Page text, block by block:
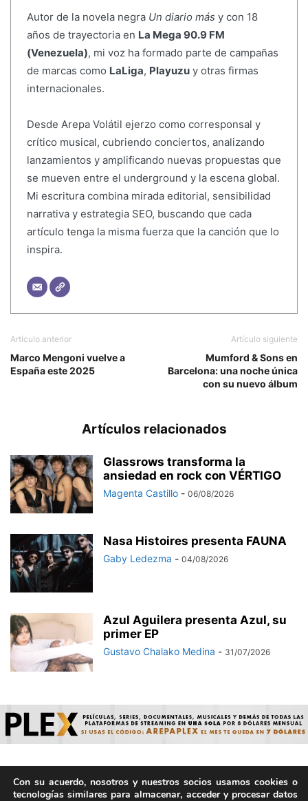
Autor de la novela negra Un diario más y con 18
años de trayectoria en La Mega 90.9 FM
(Venezuela), mi voz ha formado parte de campañas
de marcas como LaLiga, Playuzuy otras firmas
internacionales.
Desde Arepa Volátil ejerzo como corresponsal y
crítico musical, cubriendo conciertos, analizando
lanzamientos y amplificando nuevas propuestas que
se mueven entre el underground y la escena global.
Mi escritura combina mirada editorial, sensibilidad
narrativa y estrategia SEO, buscando que cada
artículo tenga la misma fuerza que la canción que lo
inspira.
Artículo anterior
Marco Mengoni vuelve a
España este 2025
Artículo siguiente
Mumford & Sons en
Barcelona: una noche única
con su nuevo álbum
Artículos relacionados
Glassrows transforma la
ansiedad en rock con VÉRTIGO
Magenta Castillo - 06/08/2026
Nasa Histoires presenta FAUNA
Gaby Ledezma - 04/08/2026
Azul Aguilera presenta Azul, su
primer EP
Gustavo Chalako Medina - 31/07/2026
© ArepaVolatil.Com 2021-2025 - Hecho por humanos, no por
Con su acuerdo, nosotros y nuestros socios usamos cookies o
tecnologías similares para almacenar, acceder y procesar datos